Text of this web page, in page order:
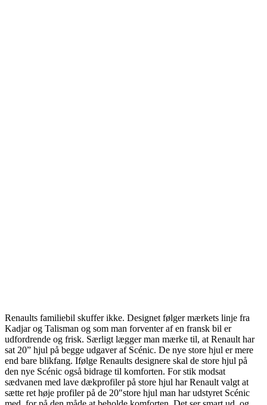
Renaults familiebil skuffer ikke. Designet følger mærkets linje fra
Kadjar og Talisman og som man forventer af en fransk bil er
udfordrende og frisk. Særligt lægger man mærke til, at Renault har
sat 20” hjul på begge udgaver af Scénic. De nye store hjul er mere
end bare blikfang. Ifølge Renaults designere skal de store hjul på
den nye Scénic også bidrage til komforten. For stik modsat
sædvanen med lave dækprofiler på store hjul har Renault valgt at
sætte ret høje profiler på de 20″store hjul man har udstyret Scénic